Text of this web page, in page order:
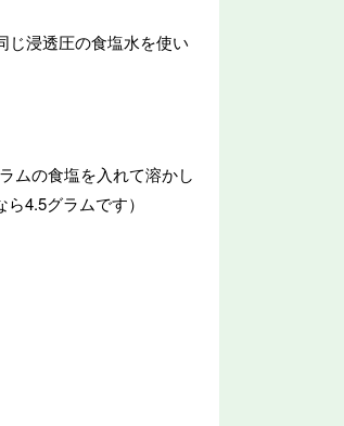
浸透圧の食塩水を使い
ムの食塩を入れて溶かし
4.5グラムです）